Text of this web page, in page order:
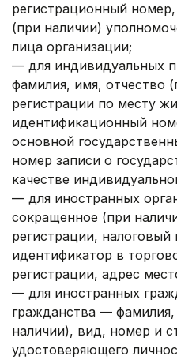
регистрационный
(при наличии)
лица организации;
— для индивидуальных
фамилия, имя, отчество
регистрации по месту
идентификационный
основной
номер записи о
качестве
— для иностранных
сокращенное (при
регистрации,
идентификатор в
регистрации, адрес
— для иностранных
гражданства —
наличии), вид, номер и
удостоверяющего